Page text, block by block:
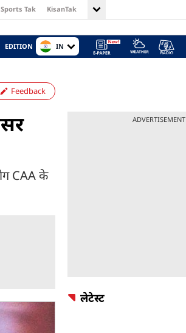
Sports Tak KisanTak
EDITION IN
Feedback
CAA के
ADVERTISEMENT
लेटेस्ट